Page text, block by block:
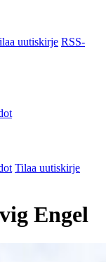
uutiskirje RSS-
Tilaa uutiskirje
Engel